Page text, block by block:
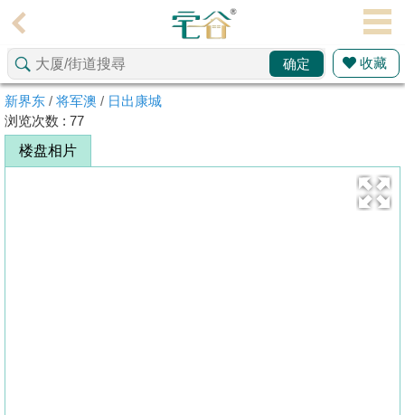
理
主
页
搵
楼/
确定 收藏
新界东 / 将军澳 / 日出康城
浏览次数 : 77
楼盘相片